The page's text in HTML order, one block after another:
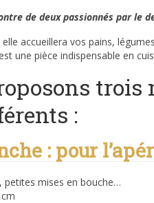
de deux passionnés par le
accueillera vos pains,
une pièce indispensable en
trois
:
: pour
petites mises en bouche…